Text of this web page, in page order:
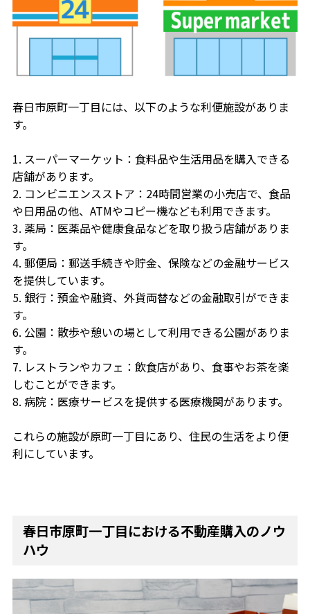
春日市原町一丁目には、以下のような利便施設がありま
す。
1. スーパーマーケット：食料品や生活用品を購入できる
店舗があります。
2. コンビニエンスストア：24時間営業の小売店で、食品
や日用品の他、ATMやコピー機なども利用できます。
3. 薬局：医薬品や健康食品などを取り扱う店舗がありま
す。
4. 郵便局：郵送手続きや貯金、保険などの金融サービス
を提供しています。
5. 銀行：預金や融資、外貨両替などの金融取引ができま
す。
6. 公園：散歩や憩いの場として利用できる公園がありま
す。
7. レストランやカフェ：飲食店があり、食事やお茶を楽
しむことができます。
8. 病院：医療サービスを提供する医療機関があります。
これらの施設が原町一丁目にあり、住民の生活をより便
利にしています。
春日市原町一丁目における不動産購入のノウ
ハウ